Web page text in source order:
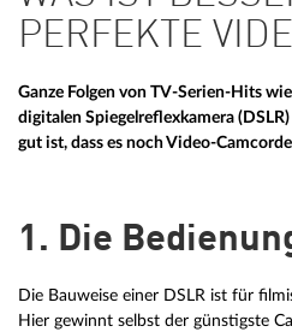
PERFEKTE
Ganze Folgen von TV-Serien-Hits
digitalen Spiegelreflexkamera
gut ist, dass es noch Video-
1. Die
Die Bauweise einer DSLR ist für
Hier gewinnt selbst der günstigste